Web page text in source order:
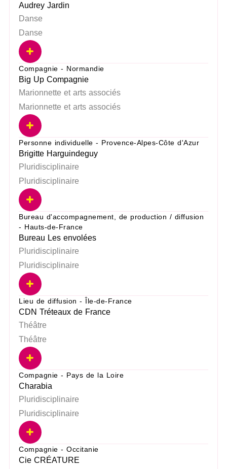
Audrey Jardin
Danse
Danse
Compagnie - Normandie
Big Up Compagnie
Marionnette et arts associés
Marionnette et arts associés
Personne individuelle - Provence-Alpes-Côte d'Azur
Brigitte Harguindeguy
Pluridisciplinaire
Pluridisciplinaire
Bureau d'accompagnement, de production / diffusion
- Hauts-de-France
Bureau Les envolées
Pluridisciplinaire
Pluridisciplinaire
Lieu de diffusion - Île-de-France
CDN Tréteaux de France
Théâtre
Théâtre
Compagnie - Pays de la Loire
Charabia
Pluridisciplinaire
Pluridisciplinaire
Compagnie - Occitanie
Cie CRÉATURE